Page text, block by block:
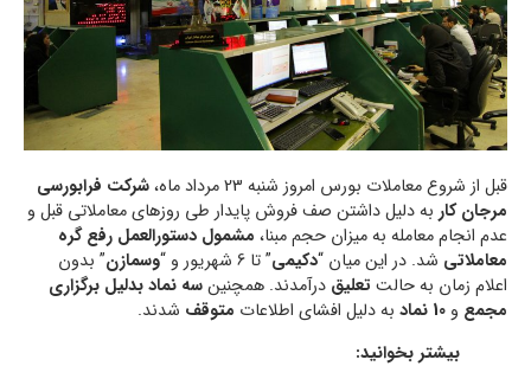
قبل از شروع معاملات بورس امروز شنبه 23 مرداد ماه،
شرکت فرابورسی
مرجان کار به دلیل داشتن صف فروش پایدار طی روزهای معاملاتی قبل و
عدم انجام معامله به میزان حجم مبنا، مشمول دستورالعمل رفع گره
معاملاتی شد. در این میان “دکیمی” تا 6 شهریور و “ وسمازن” بدون
اعلام زمان به حالت تعلیق درآمدند. همچنینسه نماد بدلیل برگزاری
مجمع و 10 نماد به دلیل افشای اطلاعات متوقف شدند.
بیشتر بخوانید: